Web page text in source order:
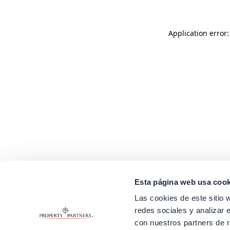
Esta página web usa
Las cookies de este sitio
redes sociales y analizar
con nuestros partners de
Application